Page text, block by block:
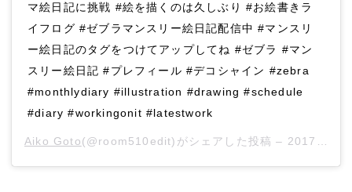
マ絵日記に挑戦 #絵を描くのは久しぶり #お絵書きラ
イフログ #ゼブラマンスリー絵日記配信中 #マンスリ
ー絵日記のタグをつけてアップしてね #ゼブラ #マン
スリー絵日記 #プレフィール #デコシャイン #zebra
#monthlydiary #illustration #drawing #schedule
#diary #workingonit #latestwork
Aiko Goto(@room510edit)がシェアした投稿 – 2017年 7月月25日午前8時13分PDT